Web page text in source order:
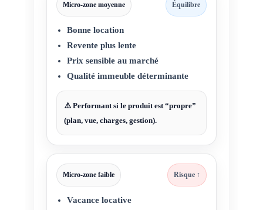
Micro-zone moyenne Équilibre
Bonne location
Revente plus lente
Prix sensible au marché
Qualité immeuble déterminante
⚠️ Performant si le produit est “propre”
(plan, vue, charges, gestion).
Micro-zone faible Risque ↑
Vacance locative